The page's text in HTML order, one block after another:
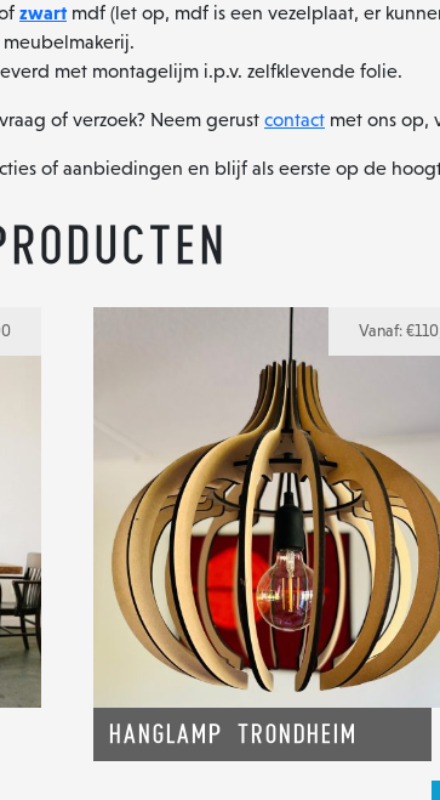
zwart mdf (let op, mdf is een vezelplaat, er
met montagelijm i.p.v. zelfklevende folie.
of verzoek? Neem gerust contact met ons op,
of aanbiedingen en blijf als eerste op de
Hanglamp Trondheim
Vanaf: €